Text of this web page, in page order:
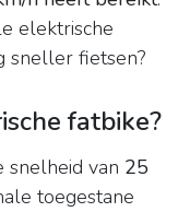
elektrische
sneller fietsen?
fatbike?
snelheid van 25
toegestane